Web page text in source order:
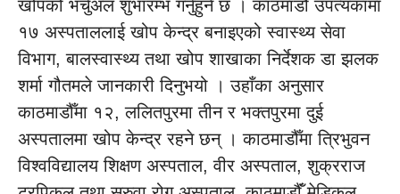
खोपको भर्चुअल शुभारम्भ गर्नुहुने छ । काठमाडौँ उपत्यकामा
१७ अस्पताललाई खोप केन्द्र बनाइएको स्वास्थ्य सेवा
विभाग, बालस्वास्थ्य तथा खोप शाखाका निर्देशक डा झलक
शर्मा गौतमले जानकारी दिनुभयो । उहाँका अनुसार
काठमाडौँमा १२, ललितपुरमा तीन र भक्तपुरमा दुई
अस्पतालमा खोप केन्द्र रहने छन् । काठमाडौँमा त्रिभुवन
विश्वविद्यालय शिक्षण अस्पताल, वीर अस्पताल, शुक्रराज